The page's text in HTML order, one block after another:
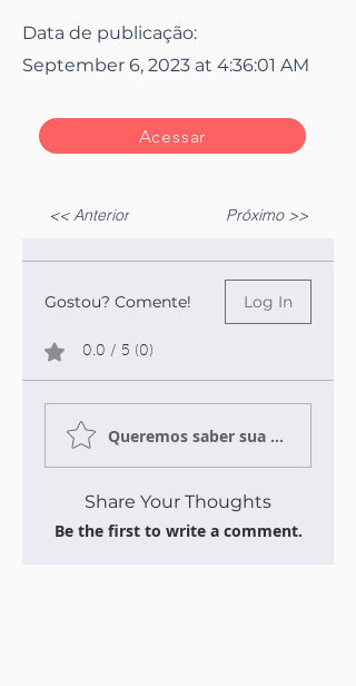
Data de publicação:
September 6, 2023 at 4:36:01 AM
Acessar
<< Anterior Próximo >>
Gostou? Comente! Log In
0.0 / 5 (0)
Queremos saber sua opinião
Share Your Thoughts
Be the first to write a comment.